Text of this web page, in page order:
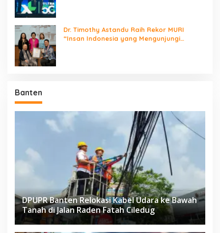
Dr. Timothy Astandu Raih Rekor MURI
“Insan Indonesia yang Mengunjungi
Banten
DPUPR Banten Relokasi Kabel Udara ke Bawah
Tanah di Jalan Raden Fatah Ciledug